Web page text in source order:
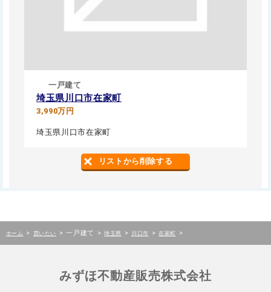
一戸建て
埼玉県川口市在家町
3,990万円
埼玉県川口市在家町
リストから削除する
ホーム > 買いたい > 一戸建て > 埼玉県 > 川口市 > 在家町 >
みずほ不動産販売株式会社